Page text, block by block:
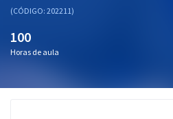
(CÓDIGO: 202211)
100
Horas de aula